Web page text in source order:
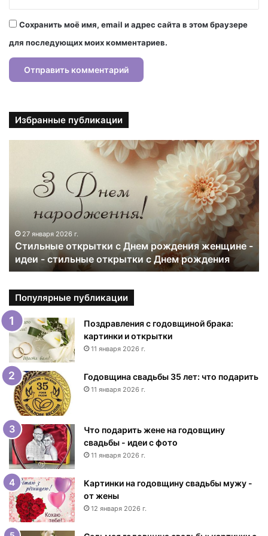
Сохранить моё имя, email и адрес сайта в этом браузере
для последующих моих комментариев.
Избранные публикации
к
т
к
и
Д
н
е
м
о
ж
д
е
н
и
я
ж
е
27 января 2026 г.
Стильные открытки с Днем рождения женщине -
идеи - стильные открытки с Днем рождения
Популярные публикации
Поздравления с годовщиной брака:
картинки и открытки
11 января 2026 г.
Годовщина свадьбы 35 лет: что подарить
11 января 2026 г.
Что подарить жене на годовщину
свадьбы - идеи с фото
11 января 2026 г.
Картинки на годовщину свадьбы мужу -
от жены
12 января 2026 г.